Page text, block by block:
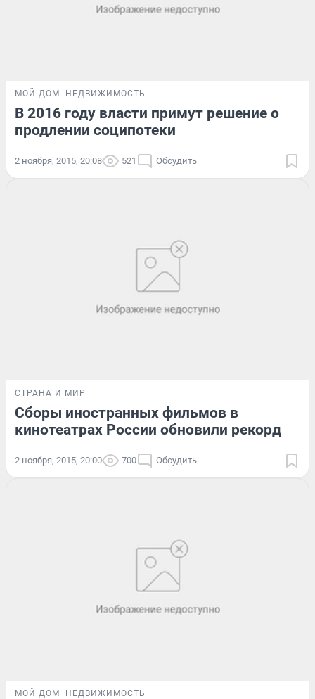
МОЙ ДОМ НЕДВИЖИМОСТЬ
В 2016 году власти примут решение о
продлении соципотеки
2 ноября, 2015, 20:08 521 Обсудить
СТРАНА И МИР
Сборы иностранных фильмов в
кинотеатрах России обновили рекорд
2 ноября, 2015, 20:00 700 Обсудить
МОЙ ДОМ НЕДВИЖИМОСТЬ